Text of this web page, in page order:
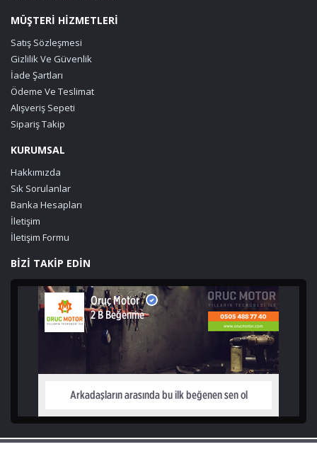
MÜŞTERİ HİZMETLERİ
Satış Sözleşmesi
Gizlilik Ve Güvenlik
İade Şartları
Ödeme Ve Teslimat
Alışveriş Sepeti
Sipariş Takip
KURUMSAL
Hakkımızda
Sık Sorulanlar
Banka Hesapları
İletişim
İletişim Formu
BİZİ TAKİP EDİN